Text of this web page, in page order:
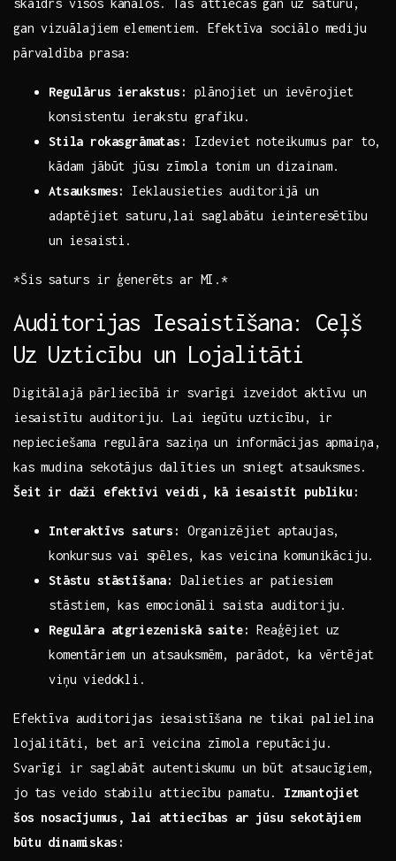
skaidrs visos kanālos. Tas attiecas gan uz saturu,
gan vizuālajiem elementiem. Efektīva⁤ sociālo mediju
pārvaldība‍ prasa:
Regulārus ierakstus:
plānojiet‌ un ievērojiet
konsistentu ierakstu grafiku.
Stila rokasgrāmatas:
Izdeviet noteikumus par to,
kādam ​jābūt ⁣jūsu⁢ zīmola tonim un dizainam.
Atsauksmes:
Ieklausieties auditorijā un
adaptējiet saturu,lai saglabātu ieinteresētību
un⁣ iesaisti.
*Šis ⁢saturs ir ģenerēts ar MI.*
Auditorijas Iesaistīšana:​ Ceļš
Uz Uzticību un Lojalitāti
Digitālajā pārliecībā ir svarīgi izveidot aktīvu un
⁢iesaistītu auditoriju. Lai iegūtu uzticību, ir
nepieciešama regulāra⁣ saziņa un informācijas apmaiņa,
kas ‌mudina sekotājus dalīties un⁤ sniegt atsauksmes.
Šeit ir daži efektīvi ⁢veidi,‌ kā iesaistīt publiku:
Interaktīvs saturs:
Organizējiet aptaujas,
konkursus vai ⁣spēles, kas veicina komunikāciju.
Stāstu stāstīšana:
Dalieties ar⁤ patiesiem ​
stāstiem, kas emocionāli saista auditoriju.
Regulāra atgriezeniskā saite: Reaģējiet uz
komentāriem un⁢ atsauksmēm, parādot, ka vērtējat
viņu viedokli.
Efektīva auditorijas iesaistīšana ne‍ tikai palielina​
lojalitāti,‍ bet‍ arī veicina zīmola reputāciju.
Svarīgi ir saglabāt autentiskumu un būt atsaucīgiem,
jo​ tas veido stabilu attiecību pamatu. Izmantojiet
šos nosacījumus, lai attiecības ar⁣ jūsu sekotājiem
būtu dinamiskas: